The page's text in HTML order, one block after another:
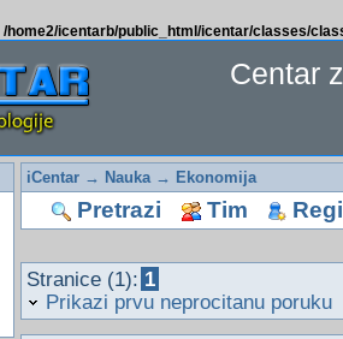
/home2/icentarb/public_html/icentar/classes/
Centar
iCentar→ Nauka→ Ekonomija
Pretrazi Tim
Stranice (1): 1
Prikazi prvu neprocitanu poruku